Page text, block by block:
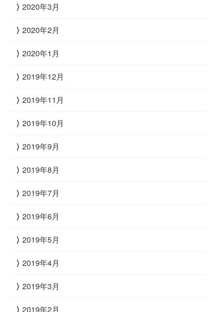
2020年3月
2020年2月
2020年1月
2019年12月
2019年11月
2019年10月
2019年9月
2019年8月
2019年7月
2019年6月
2019年5月
2019年4月
2019年3月
2019年2月